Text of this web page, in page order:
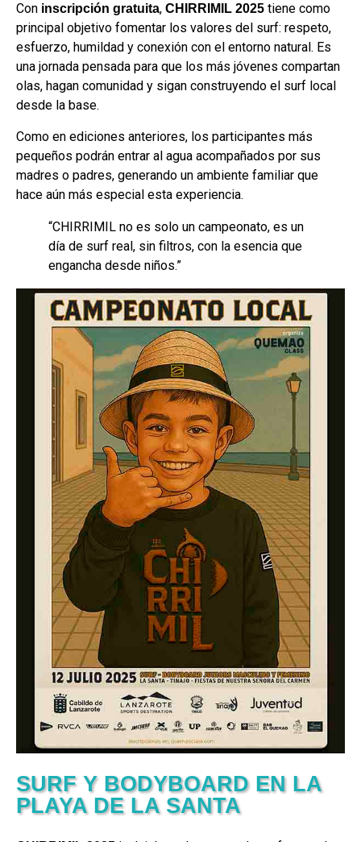
Con inscripción gratuita, CHIRRIMIL 2025 tiene como
principal objetivo fomentar los valores del surf: respeto,
esfuerzo, humildad y conexión con el entorno natural. Es
una jornada pensada para que los más jóvenes compartan
olas, hagan comunidad y sigan construyendo el surf local
desde la base.
Como en ediciones anteriores, los participantes más
pequeños podrán entrar al agua acompañados por sus
madres o padres, generando un ambiente familiar que
hace aún más especial esta experiencia.
“CHIRRIMIL no es solo un campeonato, es un
día de surf real, sin filtros, con la esencia que
engancha desde niños.”
SURF Y BODYBOARD EN LA
PLAYA DE LA SANTA